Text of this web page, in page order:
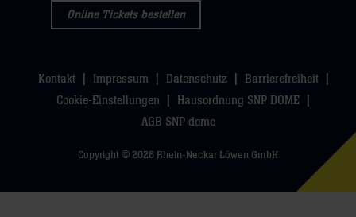
Online Tickets bestellen
Kontakt Impressum Datenschutz
Barrierefreiheit
Cookie-Einstellungen
Hausordnung SNP DOME
AGB SNP dome
Copyright © 2026 Rhein-Neckar Löwen GmbH